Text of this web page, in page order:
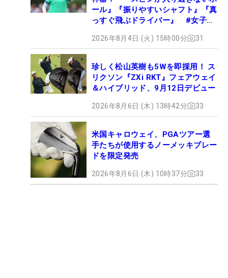
ール』『振りやすいシャフト』『真
っすぐ飛ぶドライバー』 #女子プ
2026年8月4日 (火) 15時00分 31
珍しく松山英樹も5Wを即採用！ ス
リクソン『ZXi RKT』フェアウェイ
＆ハイブリッド、9月12日デビュー
2026年8月6日 (木) 13時42分 33
米国キャロウェイ、PGAツアー選
手たちが使用するノーメッキブレー
ドを限定発売
2026年8月6日 (木) 10時37分 33